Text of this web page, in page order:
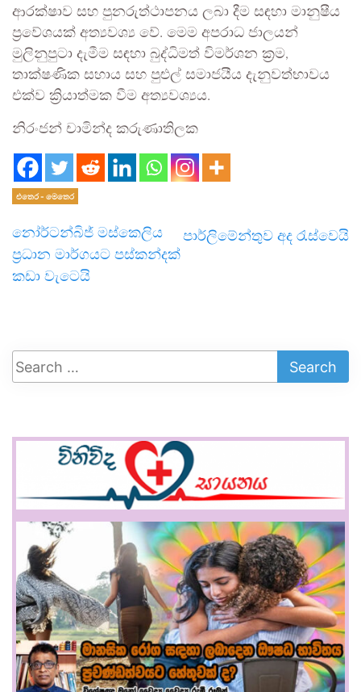
ආරක්ෂාව සහ පුනරුත්ථාපනය ලබා දීම සඳහා මානුෂීය
ප්‍රවේශයක් අත්‍යවශ්‍ය වේ. මෙම අපරාධ ජාලයන්
මුලිනුපුටා දැමීම සඳහා බුද්ධිමත් විමර්ශන ක්‍රම,
තාක්ෂණික සහාය සහ පුළුල් සමාජයීය දැනුවත්භාවය
එක්ව ක්‍රියාත්මක වීම අත්‍යවශ්‍යය.
නිරංජන් චාමින්ද කරුණාතිලක
එතෙර - මෙතෙර
නෝර්ටන්බිජ් මස්කෙලිය
ප්‍රධාන මාර්ගයට පස්කන්දක්
කඩා වැටෙයි
පාර්ලිමේන්තුව අද රැස්වෙයි